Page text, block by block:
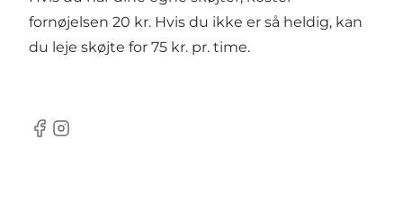
fornøjelsen 20 kr. Hvis du ikke er så heldig, kan
du leje skøjte for 75 kr. pr. time.
Facebook
Instagram